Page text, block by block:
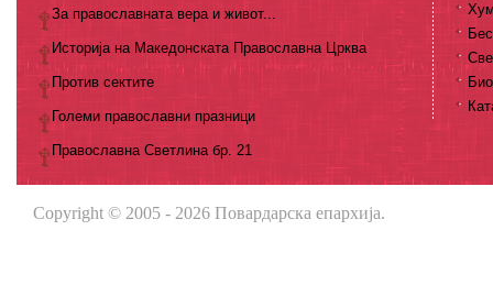
За православната вера и живот...
Историја на Македонската Православна Црква
Против сектите
Големи православни празници
Православна Светлина бр. 21
Copyright © 2005 - 2026 Повардарска епархија.